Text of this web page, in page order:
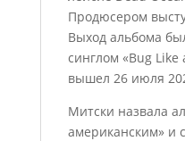
Продюсером
Выход альбома
синглом «Bug Like
вышел 26 июля
Митски назвала
американским» и